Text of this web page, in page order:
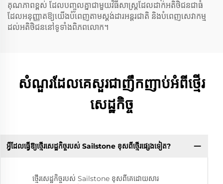
គុណភាពខ្ពស់ ដែលបញ្ចូលគ្នាជាមួយវិធីសាស្ត្រដែលដាក់អតិថិជនជាធំ
ដែលអនុញ្ញាតឱ្យយើងបំពេញតាមស្តង់ដារអន្តរជាតិ និងបំពេញសេវាកម្ម
ដល់អតិថិជននៅទូទាំងពិភពលោក។
សំណួរដែលគេសួរជាញឹកញាប់អំពីថ្មើរ
សេដ្ឋកិច្ច
អ្វីដែលធ្វើឱ្យថ្មើរសេដ្ឋកិច្ចរបស់ Sailstone ខុសពីថ្មើរផ្សេងទៀត?
ថ្មើរសេដ្ឋកិច្ចរបស់ Sailstone ខុសពីគេដោយសារ